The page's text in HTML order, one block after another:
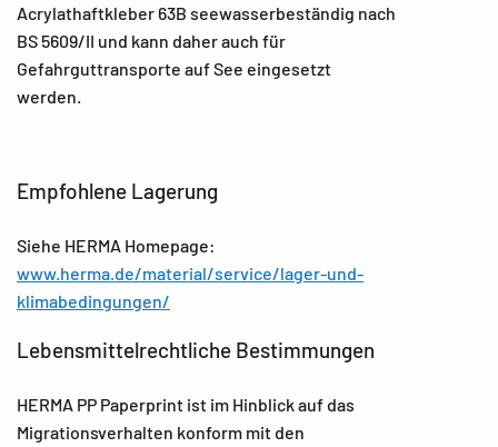
Acrylathaftkleber 63B seewasserbeständig nach
BS 5609/II und kann daher auch für
Gefahrguttransporte auf See eingesetzt
werden.
Empfohlene Lagerung
Siehe HERMA Homepage:
www.herma.de/material/service/lager-und-
klimabedingungen/
Lebensmittelrechtliche Bestimmungen
HERMA PP Paperprint ist im Hinblick auf das
Migrationsverhalten konform mit den